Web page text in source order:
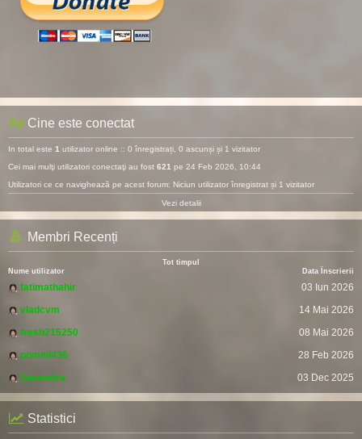
Cine este conectat
In total este 1 utilizator online :: 0 înregistrați, 0 ascunși și 1 vizitator
Cei mai mulţi utilizatori conectaţi au fost 621 pe 24 Feb 2026, 10:44
Utilizatori ce ce navighează pe acest forum: Niciun utilizator înregistrat și 1 vizitator
Vezi detalii
Membri Recenți
Tot timpul
Nume utilizator
Data Înscrierii
fatimathahir
03 Iun 2026
vladcvm
14 Mai 2026
fresh215250
08 Mai 2026
pomitil436
28 Feb 2026
Devendra
03 Dec 2025
Statistici